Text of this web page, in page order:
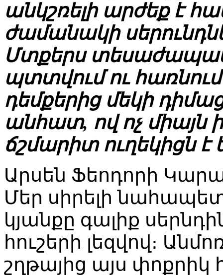
անկշռելի արժեք է
ժամանակի
Մտքերս
պտտվում ու հառնում
դեմքերից մեկի
անհատ, ով ոչ միայն
ճշմարիտ ուղեկիցն է
Արսեն Ֆեոդորի
Մեր սիրելի
կյանքը գալիք
հուշերի լեզվով։
շղթայից այս